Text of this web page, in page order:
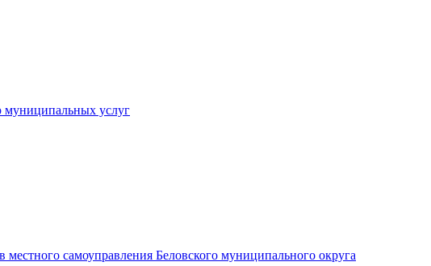
муниципальных услуг
самоуправления Беловского муниципального округа